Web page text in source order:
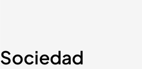
Sociedad